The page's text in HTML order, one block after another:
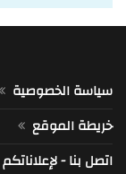
سياسة الخصوصية
خريطة الموقع
اتصل بنا - لإعلاناتكم